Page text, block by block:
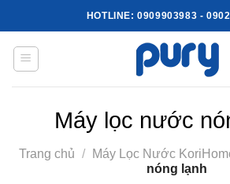
to
content
HOTLINE:0909903983 -
Máy lọc nước
Trang chủ / Máy Lọc Nước
nóng lạnh